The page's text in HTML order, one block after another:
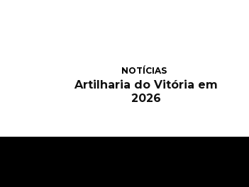
NOTÍCIAS
Artilharia do Vitória em
2026